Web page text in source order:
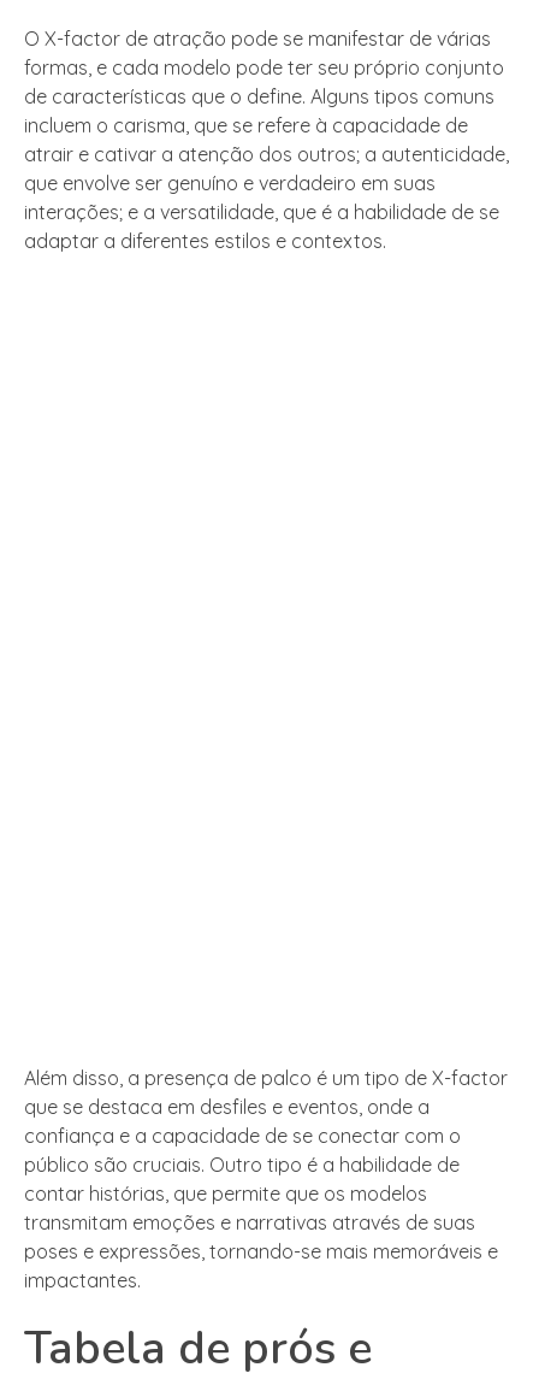
O X-factor de atração pode se manifestar de várias
formas, e cada modelo pode ter seu próprio conjunto
de características que o define. Alguns tipos comuns
incluem o carisma, que se refere à capacidade de
atrair e cativar a atenção dos outros; a autenticidade,
que envolve ser genuíno e verdadeiro em suas
interações; e a versatilidade, que é a habilidade de se
adaptar a diferentes estilos e contextos.
Além disso, a presença de palco é um tipo de X-factor
que se destaca em desfiles e eventos, onde a
confiança e a capacidade de se conectar com o
público são cruciais. Outro tipo é a habilidade de
contar histórias, que permite que os modelos
transmitam emoções e narrativas através de suas
poses e expressões, tornando-se mais memoráveis e
impactantes.
Tabela de prós e